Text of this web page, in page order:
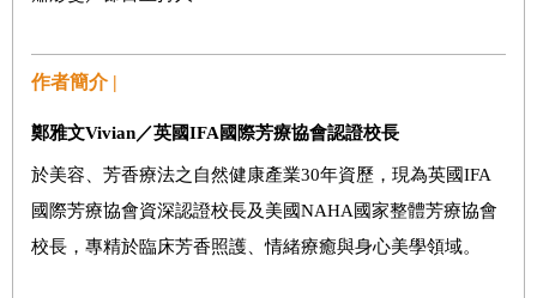
作者簡介 |
鄭雅文Vivian／英國IFA國際芳療協會認證校長
於美容、芳香療法之自然健康產業30年資歷，現為英國IFA
國際芳療協會資深認證校長及美國NAHA國家整體芳療協會
校長，專精於臨床芳香照護、情緒療癒與身心美學領域。